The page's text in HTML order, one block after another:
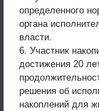
определенного
органа
власти.
6. Участник
достижения 20
решения об
накоплений для